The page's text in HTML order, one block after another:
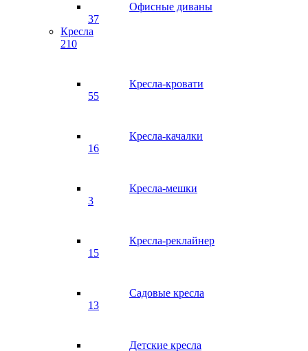
Офисные диваны
37
Кресла
210
Кресла-кровати
55
Кресла-качалки
16
Кресла-мешки
3
Кресла-реклайнер
15
Садовые кресла
13
Детские кресла